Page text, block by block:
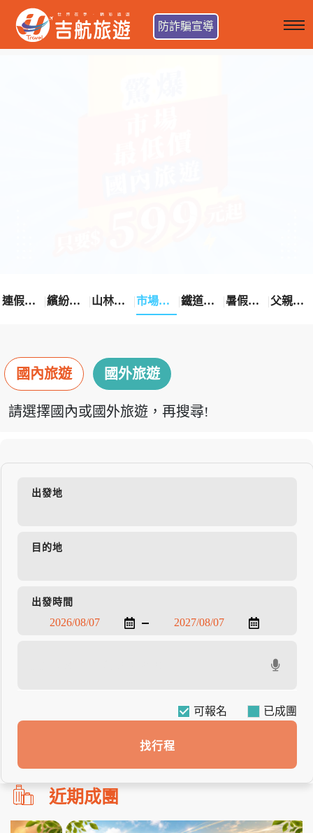
防詐騙宣導
連假卡位趣 繽紛花漾季 山林輕旅行 市場最低價 鐵道觀光之旅 暑假熱賣中 父親節優惠
國內旅遊 國外旅遊
請選擇國內或國外旅遊，再搜尋!
出發地
目的地
出發時間
可報名
找行程
刪!!
近期成團